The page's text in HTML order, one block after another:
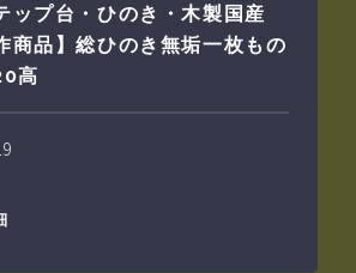
ップ台・ひのき・木製国産
商品】総ひのき無垢一枚もの
高